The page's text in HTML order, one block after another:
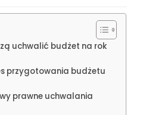
uchwalić budżet na rok
przygotowania budżetu
prawne uchwalania